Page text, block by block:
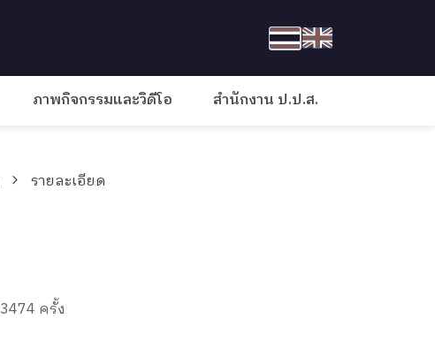
ภาพกิจกรรมและวิดีโอ สำนักงาน ป.ป.ส.
รายละเอียด
3474 ครั้ง